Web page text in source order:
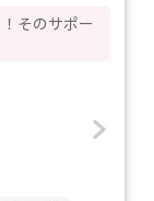
そのサポー